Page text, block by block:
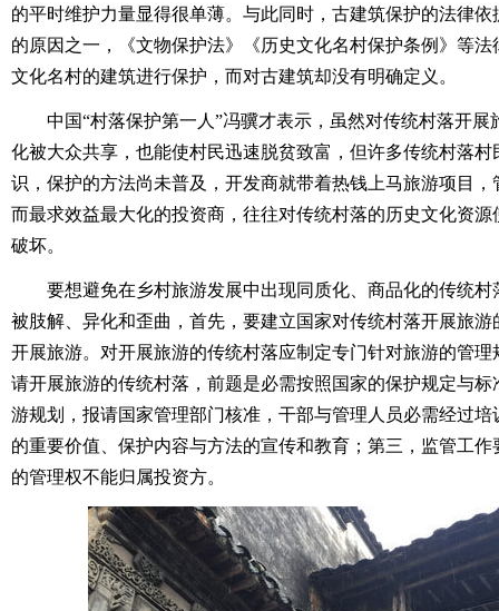
的平时维护力量显得很单薄。与此同时，古建筑保护的法律
的原因之一，《文物保护法》《历史文化名村保护条例》等
文化名村的建筑进行保护，而对古建筑却没有明确定义。
中国“村落保护第一人”冯骥才表示，虽然对传统村落开展
化被大众共享，也能使村民迅速脱贫致富，但许多传统村落
识，保护的方法尚未普及，开发商就带着热钱上马旅游项目
而最求效益最大化的投资商，往往对传统村落的历史文化资
破坏。
要想避免在乡村旅游发展中出现同质化、商品化的传统村
被肢解、异化和歪曲，首先，要建立国家对传统村落开展旅
开展旅游。对开展旅游的传统村落应制定专门针对旅游的管
请开展旅游的传统村落，前题是必需按照国家的保护规定与
游规划，报请国家管理部门核准，干部与管理人员必需经过
的重要价值、保护内容与方法的宣传和教育；第三，监管工
的管理权不能归属投资方。